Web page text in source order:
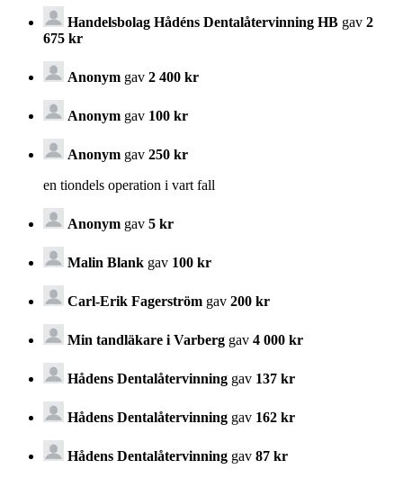
Handelsbolag Hådéns Dentalåtervinning HB gav 2
675 kr
Anonym gav 2 400 kr
Anonym gav 100 kr
Anonym gav 250 kr
en tiondels operation i vart fall
Anonym gav 5 kr
Malin Blank gav 100 kr
Carl-Erik Fagerström gav 200 kr
Min tandläkare i Varberg gav 4 000 kr
Hådens Dentalåtervinning gav 137 kr
Hådens Dentalåtervinning gav 162 kr
Hådens Dentalåtervinning gav 87 kr